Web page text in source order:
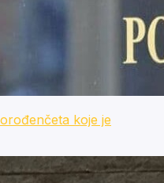
koje je